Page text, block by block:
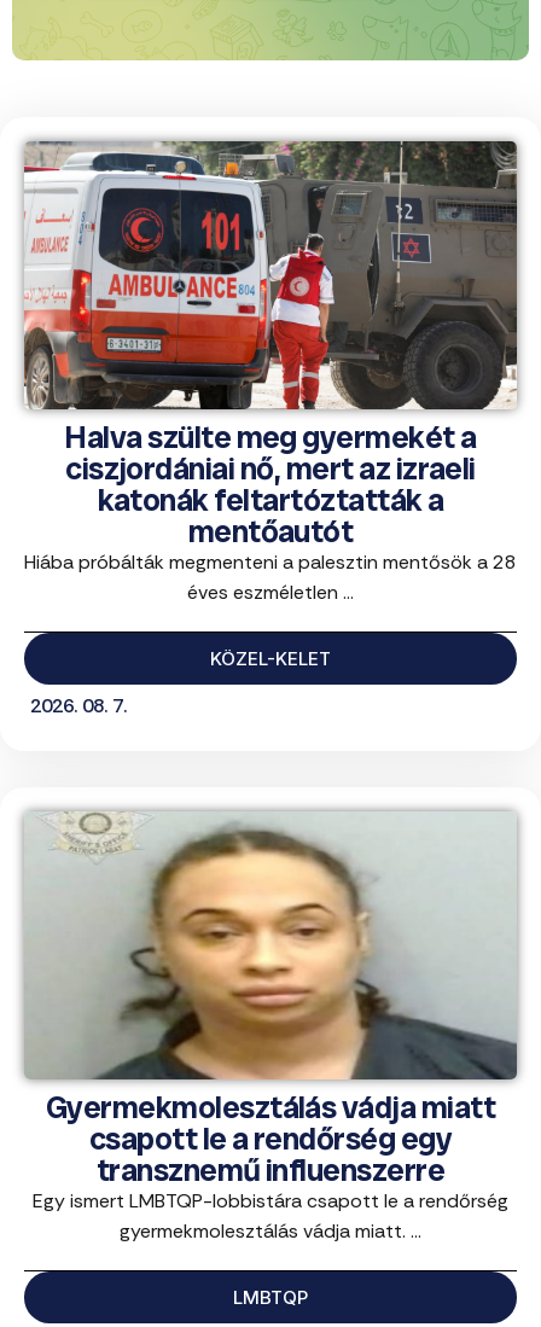
Halva szülte meg gyermekét a
ciszjordániai nő, mert az izraeli
katonák feltartóztatták a
mentőautót
Hiába próbálták megmenteni a palesztin mentősök a 28
éves eszméletlen ...
KÖZEL-KELET
2026. 08. 7.
Gyermekmolesztálás vádja miatt
csapott le a rendőrség egy
transznemű influenszerre
Egy ismert LMBTQP-lobbistára csapott le a rendőrség
gyermekmolesztálás vádja miatt. ...
LMBTQP